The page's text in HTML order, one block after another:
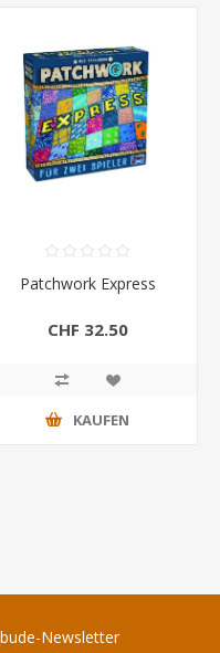
Patchwork Express
CHF 32.50
KAUFEN
Newsletter